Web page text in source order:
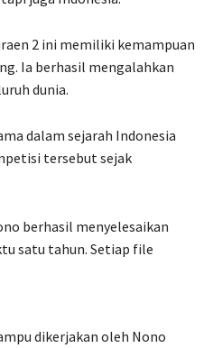
2 ini memiliki kemampuan
Ia berhasil mengalahkan
dunia.
dalam sejarah Indonesia
tersebut sejak
berhasil menyelesaikan
satu tahun. Setiap file
dikerjakan oleh Nono